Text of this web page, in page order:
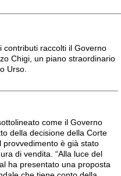
contributi raccolti il Governo
Chigi, un piano straordinario
Urso.
come il Governo
della decisione della Corte
provvedimento è già stato
di vendita. “Alla luce del
ha presentato una proposta